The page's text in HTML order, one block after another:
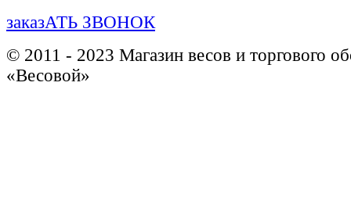
заказАТЬ ЗВОНОК
© 2011 - 2023 Магазин весов и торгового
«Весовой»